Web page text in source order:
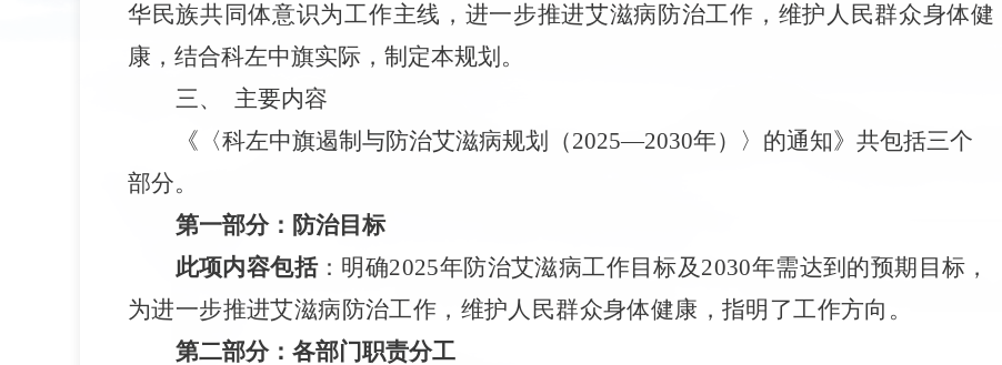
华民族共同体意识为工作主线，进一步推进艾滋病防治工作，维护人民群众身体健
康，结合科左中旗实际，制定本规划。
三、
主要内容
《〈科左中旗遏制与防治艾滋病规划（2025—2030年）〉的通知》 共包括三个
部分。
第一部分：防治目标
此项内容包括：明确2025年防治艾滋病工作目标及2030年需达到的预期目标，
为进一步推进艾滋病防治工作，维护人民群众身体健康，指明了工作方向。
第二部分：各部门职责分工